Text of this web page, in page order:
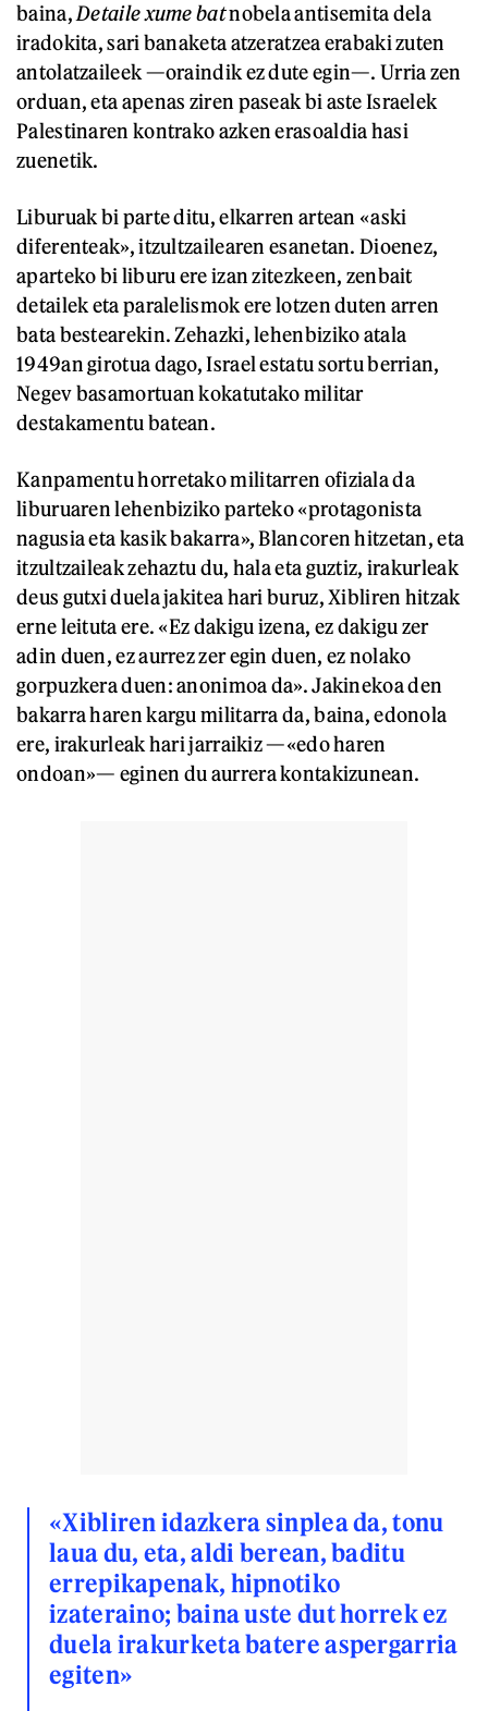
baina, Detaile xume batnobela antisemita dela
iradokita, sari banaketa atzeratzea erabaki zuten
antolatzaileek —oraindik ez dute egin—. Urria zen
orduan, eta apenas ziren paseak bi aste Israelek
Palestinaren kontrako azken erasoaldia hasi
zuenetik.
Liburuak bi parte ditu, elkarren artean «aski
diferenteak», itzultzailearen esanetan. Dioenez,
aparteko bi liburu ere izan zitezkeen, zenbait
detailek eta paralelismok ere lotzen duten arren
bata bestearekin. Zehazki, lehenbiziko atala
1949an girotua dago, Israel estatu sortu berrian,
Negev basamortuan kokatutako militar
destakamentu batean.
Kanpamentu horretako militarren ofiziala da
liburuaren lehenbiziko parteko «protagonista
nagusia eta kasik bakarra», Blancoren hitzetan, eta
itzultzaileak zehaztu du, hala eta guztiz, irakurleak
deus gutxi duela jakitea hari buruz, Xibliren hitzak
erne leituta ere. «Ez dakigu izena, ez dakigu zer
adin duen, ez aurrez zer egin duen, ez nolako
gorpuzkera duen: anonimoa da». Jakinekoa den
bakarra haren kargu militarra da, baina, edonola
ere, irakurleak hari jarraikiz —«edo haren
ondoan»— eginen du aurrera kontakizunean.
«Xibliren idazkera sinplea da, tonu
laua du, eta, aldi berean, baditu
errepikapenak, hipnotiko
izateraino; baina uste dut horrek ez
duela irakurketa batere aspergarria
egiten»